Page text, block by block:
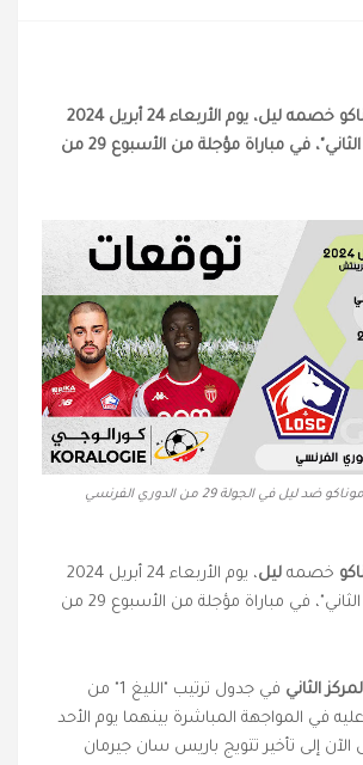
يستضيف نادي موناكو خصمه ليل، يوم الأربعاء 24 أبريل 2024
في مباراة مؤجلة من الأسبوع 29 من
ليل في الجولة 29 من الدوري الفرنسي
خصمه ليل
، يوم الأربعاء 24 أبريل 2024
على ملعب "لويس الثاني"، في مباراة مؤجلة من الأسبوع 29 من
الثاني
في جدول ترتيب "الليغ 1" من
في المواجهة المباشرة بينهما يوم الأحد
إلى تأخير تتويج باريس سان جيرمان